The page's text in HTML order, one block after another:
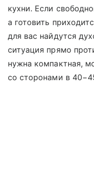
кухни. Если
а готовить
для вас найдутся
ситуация прямо
нужна компактная,
со сторонами в